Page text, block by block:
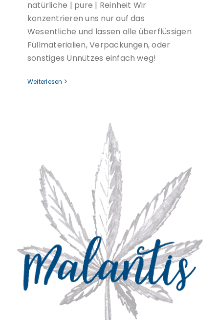
natürliche | pure | Reinheit Wir
konzentrieren uns nur auf das
Wesentliche und lassen alle überflüssigen
Füllmaterialien, Verpackungen, oder
sonstiges Unnützes einfach weg!
Weiterlesen
Warum Malantis?